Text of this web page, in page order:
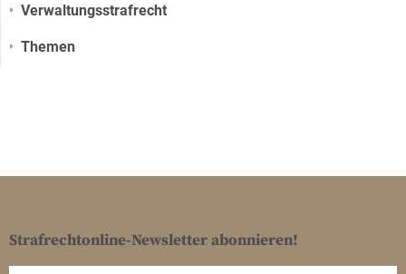
Verwaltungs­strafrecht
Themen
Strafrechtonline-Newsletter abonnieren!